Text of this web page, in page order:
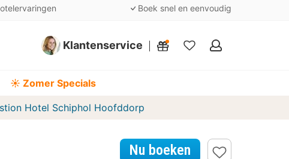
Boek snel en eenvoudig
Klantenservice
Mijn
☀️ Zomer Specials
Hotel Schiphol Hoofddorp
Nu boeken